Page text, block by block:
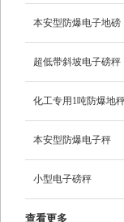
本安型防爆电子地磅
超低带斜坡电子磅秤
化工专用1吨防爆地
本安型防爆电子秤
小型电子磅秤
查看更多